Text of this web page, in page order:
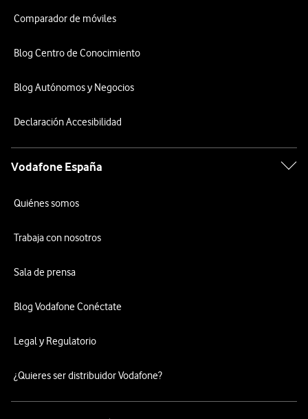
Comparador de móviles
Blog Centro de Conocimiento
Blog Autónomos y Negocios
Declaración Accesibilidad
Vodafone España
Quiénes somos
Trabaja con nosotros
Sala de prensa
Blog Vodafone Conéctate
Legal y Regulatorio
¿Quieres ser distribuidor Vodafone?